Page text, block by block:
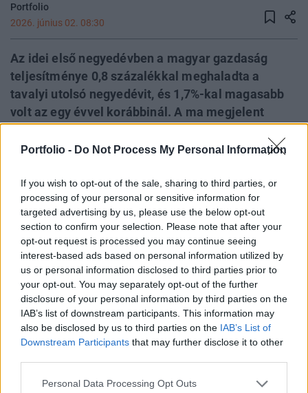
Portfolio - Do Not Process My Personal Information
If you wish to opt-out of the sale, sharing to third parties, or
processing of your personal or sensitive information for
targeted advertising by us, please use the below opt-out
section to confirm your selection. Please note that after your
opt-out request is processed you may continue seeing
interest-based ads based on personal information utilized by
us or personal information disclosed to third parties prior to
your opt-out. You may separately opt-out of the further
disclosure of your personal information by third parties on the
IAB’s list of downstream participants. This information may
also be disclosed by us to third parties on the IAB’s List of
Downstream Participants that may further disclose it to other
Personal Data Processing Opt Outs
Portfolio
2026. június 02. 08:30
Az idei első negyedévben a magyar gazdaság
teljesítménye 0,8 százalékkal meghaladta a
tavalyi utolsó negyedévit, és 1,7%-kal magasabb
volt az egy évvel korábbinál. A ma megjelent
előzetes adatokkal, most viszont már láthatjuk,
lendületvételét.
Az első negyedéves GDP-növekedés meghaladta a
várakozásokat, az utóbbi 15 negyedévben csak egyszer
láttunk a mostani 0,8%-osnál nagyobb negyedéves alapú
bővülést. Az éves alapon számolt 1,7%-os lendület három
és fél éves csúcsot jelent. Az év eleji felpattanás az április
végi előzetes adatközléskor meglepte a szakértőket, hiszen
a havi részjelentésekből egyáltalán...
KEDVES OLVASÓNK!
A keresett cikk a portfolio.hu hírarchívumához